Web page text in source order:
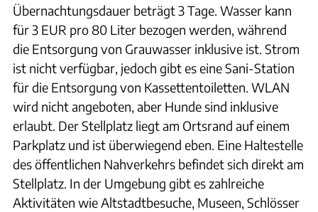
Übernachtungsdauer beträgt 3 Tage. Wasser kann
für 3 EUR pro 80 Liter bezogen werden, während
die Entsorgung von Grauwasser inklusive ist. Strom
ist nicht verfügbar, jedoch gibt es eine Sani-Station
für die Entsorgung von Kassettentoiletten. WLAN
wird nicht angeboten, aber Hunde sind inklusive
erlaubt. Der Stellplatz liegt am Ortsrand auf einem
Parkplatz und ist überwiegend eben. Eine Haltestelle
des öffentlichen Nahverkehrs befindet sich direkt am
Stellplatz. In der Umgebung gibt es zahlreiche
Aktivitäten wie Altstadtbesuche, Museen, Schlösser